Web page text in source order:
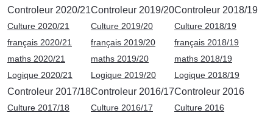
Controleur 2020/21
Culture 2020/21
français 2020/21
maths 2020/21
Logique 2020/21
Controleur 2019/20
Culture 2019/20
français 2019/20
maths 2019/20
Logique 2019/20
Controleur 2018/19
Culture 2018/19
français 2018/19
maths 2018/19
Logique 2018/19
Controleur 2017/18
Culture 2017/18
Controleur 2016/17
Culture 2016/17
Controleur 2016
Culture 2016